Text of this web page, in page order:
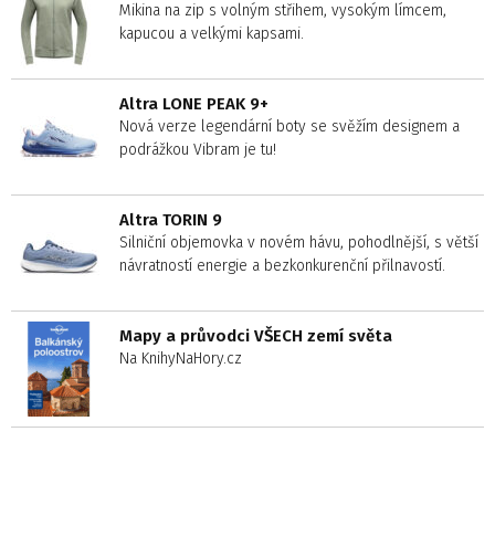
Mikina na zip s volným střihem, vysokým límcem,
kapucou a velkými kapsami.
Altra LONE PEAK 9+
Nová verze legendární boty se svěžím designem a
podrážkou Vibram je tu!
Altra TORIN 9
Silniční objemovka v novém hávu, pohodlnější, s větší
návratností energie a bezkonkurenční přilnavostí.
Mapy a průvodci VŠECH zemí světa
Na KnihyNaHory.cz